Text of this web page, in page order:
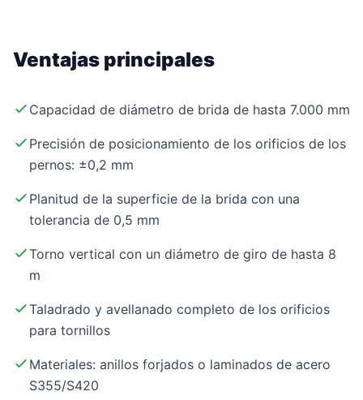
Ventajas principales
Capacidad de diámetro de brida de hasta 7.000 mm
Precisión de posicionamiento de los orificios de los
pernos: ±0,2 mm
Planitud de la superficie de la brida con una
tolerancia de 0,5 mm
Torno vertical con un diámetro de giro de hasta 8
m
Taladrado y avellanado completo de los orificios
para tornillos
Materiales: anillos forjados o laminados de acero
S355/S420